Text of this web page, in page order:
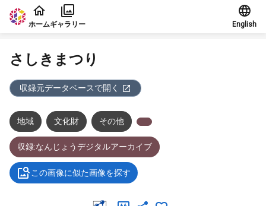
本文に飛ぶ
ホームギャラリー English
さしきまつり
収録元データベースで開く
地域 文化財 その他
収録:なんじょうデジタルアーカイブ
この画像に似た画像を探す